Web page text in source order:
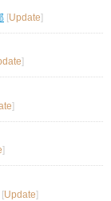
[Update]
]
[Update]